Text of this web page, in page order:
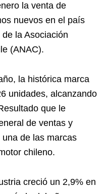
la venta de
nuevos en el país
la Asociación
(ANAC).
la histórica marca
unidades, alcanzando
que le
de ventas y
de las marcas
chileno.
creció un 2,9% en